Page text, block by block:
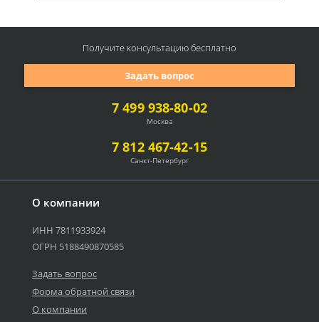
О компании
ИНН 7811933924
ОГРН 5188490870585
Задать вопрос
Форма обратной связи
О компании
7 499 938-80-02
Москва
7 812 467-42-15
Санкт-Петербург
Задать вопрос
Получите консультациюбесплатно